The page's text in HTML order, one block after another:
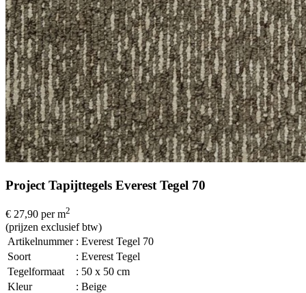
Project Tapijttegels Everest Tegel 70
€ 27,90 per m2
(prijzen exclusief btw)
Artikelnummer : Everest Tegel 70
Soort
: Everest Tegel
Tegelformaat
: 50 x 50 cm
Kleur
: Beige